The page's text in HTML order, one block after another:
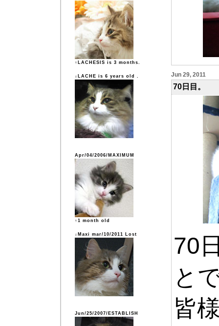
↑LACHESIS is 3 months.
↓LACHE is 6 years old .
Apr/04/2006/MAXIMUM
↑1 month old
↓Maxi mar/10/2011 Lost
Jun/25/2007/ESTABLISH
Jun 29, 2011
70日目。
70
と
皆